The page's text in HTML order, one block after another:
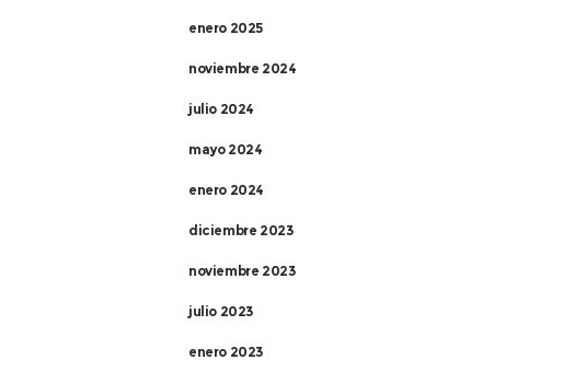
enero 2025
noviembre 2024
julio 2024
mayo 2024
enero 2024
diciembre 2023
noviembre 2023
julio 2023
enero 2023